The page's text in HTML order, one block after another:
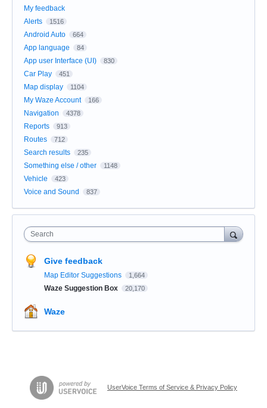
My feedback
Alerts
1516
Android Auto 664
App language 84
App user Interface (UI) 830
Car Play 451
Map display 1104
My Waze Account 166
Navigation 4378
Reports 913
Routes 712
Search results 235
Something else / other 1148
Vehicle 423
Voice and Sound 837
Search
Give feedback
Map Editor Suggestions 1,664
Waze Suggestion Box 20,170
Waze
UserVoice Terms of Service & Privacy Policy